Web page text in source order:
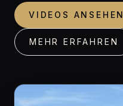
VIDEOS ANSEHEN
MEHR ERFAHREN